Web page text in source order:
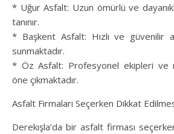
* Uğur Asfalt: Uzun ömürlü ve
tanınır.
* Başkent Asfalt: Hızlı ve güvenilir
sunmaktadır.
* Öz Asfalt: Profesyonel ekipleri ve
öne çıkmaktadır.
Asfalt Firmaları Seçerken Dikkat
Derekışla’da bir asfalt firması